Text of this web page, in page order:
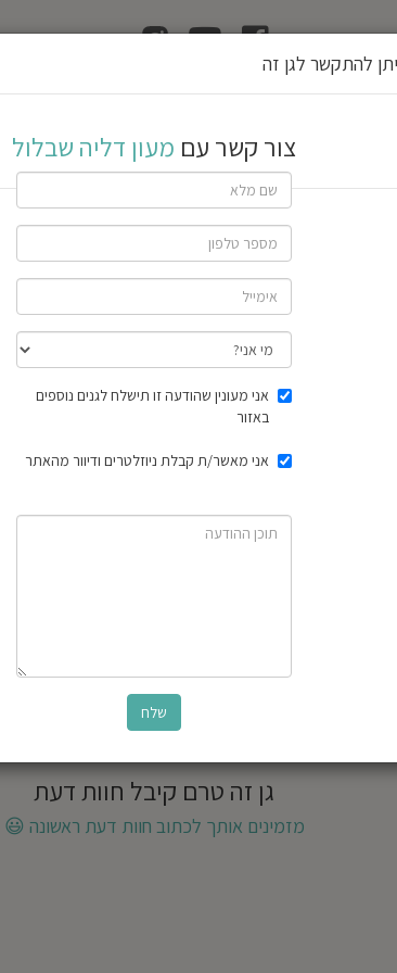
הוצאת רשיון גן
חוות דעת
גן זה טרם קיבל חוות דעת
מזמינים אותך לכתוב חוות דעת ראשונה 😃
להתקשר לגן זה
צור קשר עם מעון דליה שבלול
אני מעונין שהודעה זו תישלח לגנים נוספים
באזור
אני מאשר/ת קבלת ניוזלטרים ודיוור מהאתר